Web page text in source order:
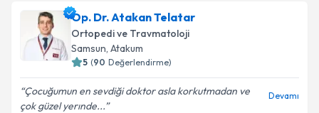
için bir takvim hazırlandığında e-posta ile
bilgilendireceğiz.
E-posta Adresiniz
Op. Dr. Atakan Telatar
Ortopedi ve Travmatoloji
Samsun, Atakum
5 (90 Değerlendirme)
Çocuğumun en sevdiği doktor asla korkutmadan ve
çok güzel yerınde...
Devamı